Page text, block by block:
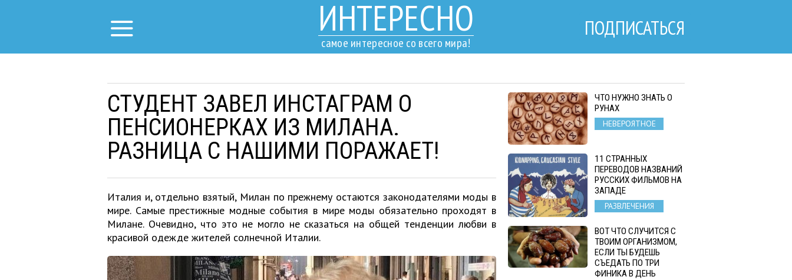
ИНТЕРЕСНО
самое интересное со всего мира!
ПОДПИСАТЬСЯ
СТУДЕНТ ЗАВЕЛ ИНСТАГРАМ О
ПЕНСИОНЕРКАХ ИЗ МИЛАНА.
РАЗНИЦА С НАШИМИ ПОРАЖАЕТ!
Италия и, отдельно взятый, Милан по прежнему остаются законодателями моды в
мире. Самые престижные модные события в мире моды обязательно проходят в
Милане. Очевидно, что это не могло не сказаться на общей тенденции любви в
красивой одежде жителей солнечной Италии.
ЧТО НУЖНО ЗНАТЬ О
РУНАХ
НЕВЕРОЯТНОЕ
11 СТРАННЫХ
ПЕРЕВОДОВ НАЗВАНИЙ
РУССКИХ ФИЛЬМОВ НА
ЗАПАДЕ
РАЗВЛЕЧЕНИЯ
ВОТ ЧТО СЛУЧИТСЯ С
ТВОИМ ОРГАНИЗМОМ,
ЕСЛИ ТЫ БУДЕШЬ
СЪЕДАТЬ ПО ТРИ
ФИНИКА В ДЕНЬ